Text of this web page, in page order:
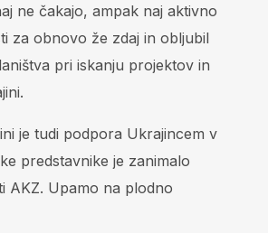
ne čakajo, ampak naj aktivno
za obnovo že zdaj in obljubil
pri iskanju projektov in
je tudi podpora Ukrajincem v
predstavnike je zanimalo
AKZ. Upamo na plodno